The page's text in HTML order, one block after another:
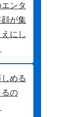
ンタ
顔が集
にし
める
の